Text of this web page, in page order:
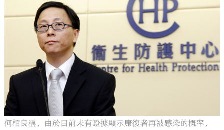
何栢良稱，由於目前未有證據顯示康復者再被感染的概率，